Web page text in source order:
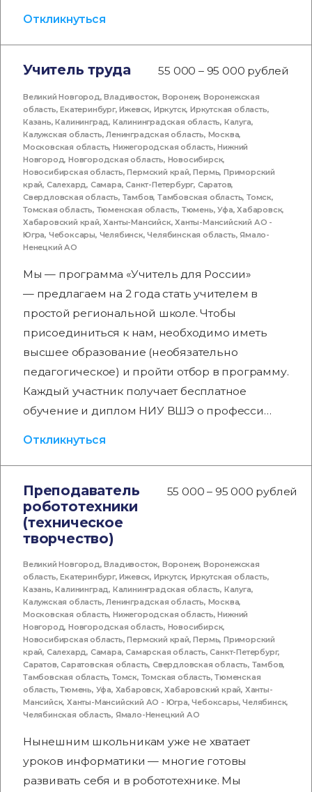
Откликнуться
Учитель труда 55 000 – 95 000 рублей
Великий Новгород,Владивосток, Воронеж,Воронежская
область,Екатеринбург,Ижевск, Иркутск,Иркутская область,
Казань,Калининград, Калининградская область, Калуга,
Калужская область,Ленинградская область, Москва,
Московская область,Нижегородская область,Нижний
Новгород,Новгородская область, Новосибирск,
Новосибирская область,Пермский край,Пермь,Приморский
край, Салехард, Самара,Санкт-Петербург, Саратов,
Свердловская область, Тамбов,Тамбовская область,Томск,
Томская область, Тюменская область, Тюмень,Уфа,Хабаровск,
Хабаровский край,Ханты-Мансийск,Ханты-Мансийский АО -
Югра, Чебоксары, Челябинск,Челябинская область,Ямало-
Ненецкий АО
Мы — программа «Учитель для России»
— предлагаем на 2 года стать учителем в
простой региональной школе. Чтобы
присоединиться к нам, необходимо иметь
высшее образование (необязательно
педагогическое) и пройти отбор в программу.
Каждый участник получает бесплатное
обучение и диплом НИУ ВШЭ о професси…
Откликнуться
Преподаватель
робототехники
(техническое
творчество)
55 000 – 95 000 рублей
Великий Новгород,Владивосток, Воронеж,Воронежская
область,Екатеринбург,Ижевск, Иркутск,Иркутская область,
Казань,Калининград, Калининградская область, Калуга,
Калужская область,Ленинградская область, Москва,
Московская область,Нижегородская область,Нижний
Новгород,Новгородская область, Новосибирск,
Новосибирская область,Пермский край,Пермь,Приморский
край, Салехард, Самара,Самарская область,Санкт-Петербург,
Саратов,Саратовская область,Свердловская область, Тамбов,
Тамбовская область,Томск, Томская область,Тюменская
область,Тюмень, Уфа, Хабаровск,Хабаровский край, Ханты-
Мансийск,Ханты-Мансийский АО - Югра,Чебоксары,Челябинск,
Челябинская область, Ямало-Ненецкий АО
Нынешним школьникам уже не хватает
уроков информатики — многие готовы
развивать себя и в робототехнике. Мы